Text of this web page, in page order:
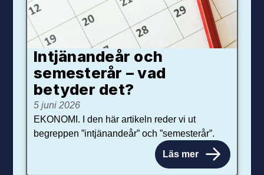
Intjänandeår och
semesterår – vad
betyder det?
5 juni 2026
EKONOMI. I den här artikeln reder vi ut
begreppen ”intjänandeår” och ”semesterår”.
Läs mer